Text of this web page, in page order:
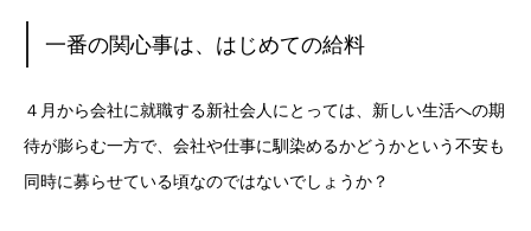
一番の関心事は、はじめての給料
４月から会社に就職する新社会人にとっては、新しい生活への期
待が膨らむ一方で、会社や仕事に馴染めるかどうかという不安も
同時に募らせている頃なのではないでしょうか？